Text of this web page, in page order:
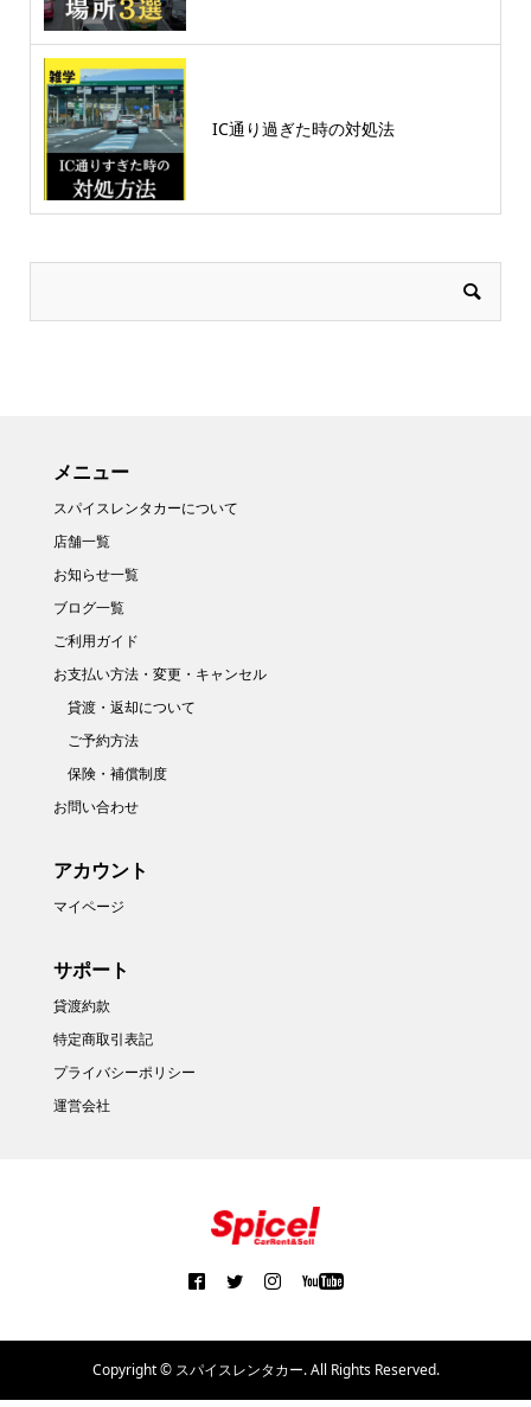
IC通り過ぎた時の対処法
メニュー
スパイスレンタカーについて
店舗一覧
お知らせ一覧
ブログ一覧
ご利用ガイド
お支払い方法・変更・キャンセル
貸渡・返却について
ご予約方法
保険・補償制度
お問い合わせ
アカウント
マイページ
サポート
貸渡約款
特定商取引表記
プライバシーポリシー
運営会社
Copyright ©スパイスレンタカー. All Rights Reserved.